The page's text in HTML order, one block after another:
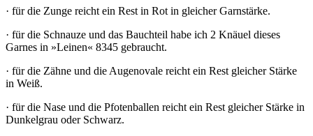
· für die Zunge reicht ein Rest in Rot in gleicher Garnstärke.
· für die Schnauze und das Bauchteil habe ich 2 Knäuel dieses
Garnes in »Leinen« 8345 gebraucht.
· für die Zähne und die Augenovale reicht ein Rest gleicher Stärke
in Weiß.
· für die Nase und die Pfotenballen reicht ein Rest gleicher Stärke in
Dunkelgrau oder Schwarz.